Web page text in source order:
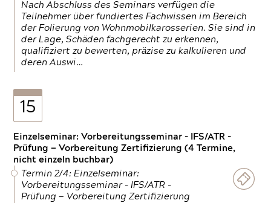
Nach Abschluss des Seminars verfügen die
Teilnehmer über fundiertes Fachwissen im Bereich
der Folierung von Wohnmobilkarosserien. Sie sind in
der Lage, Schäden fachgerecht zu erkennen,
qualifiziert zu bewerten, präzise zu kalkulieren und
deren Auswi…
15
Einzelseminar: Vorbereitungsseminar - IFS/ATR -
Prüfung — Vorbereitung Zertifizierung (4 Termine,
nicht einzeln buchbar)
Termin 2/4: Einzelseminar:
Vorbereitungsseminar - IFS/ATR -
Prüfung — Vorbereitung Zertifizierung